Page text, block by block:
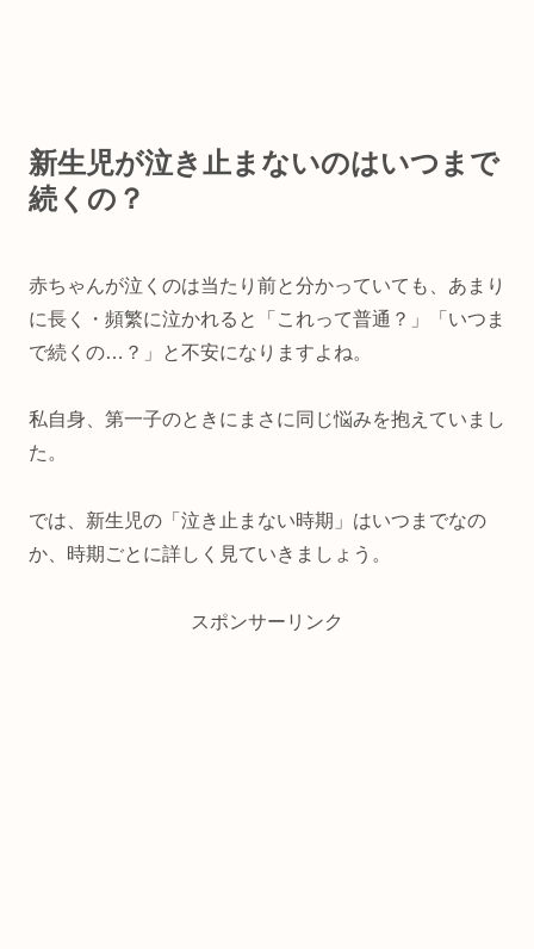
新生児が泣き止まないのはいつまで
続くの？
赤ちゃんが泣くのは当たり前と分かっていても、あまり
に長く・頻繁に泣かれると「これって普通？」「いつま
で続くの…？」と不安になりますよね。
私自身、第一子のときにまさに同じ悩みを抱えていまし
た。
では、新生児の「泣き止まない時期」はいつまでなの
か、時期ごとに詳しく見ていきましょう。
スポンサーリンク